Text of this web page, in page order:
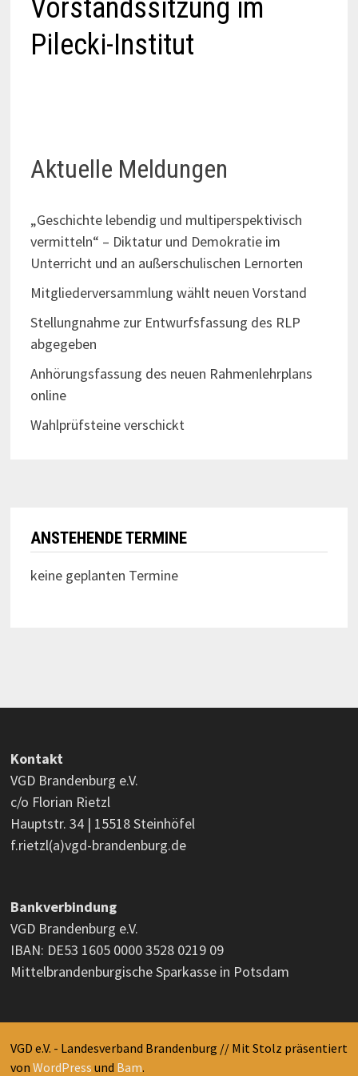
Vorstandssitzung im
Pilecki-Institut
Aktuelle Meldungen
„Geschichte lebendig und multiperspektivisch
vermitteln“ – Diktatur und Demokratie im
Unterricht und an außerschulischen Lernorten
Mitgliederversammlung wählt neuen Vorstand
Stellungnahme zur Entwurfsfassung des RLP
abgegeben
Anhörungsfassung des neuen Rahmenlehrplans
online
Wahlprüfsteine verschickt
ANSTEHENDE TERMINE
keine geplanten Termine
Kontakt
VGD Brandenburg e.V.
c/o Florian Rietzl
Hauptstr. 34 | 15518 Steinhöfel
f.rietzl(a)vgd-brandenburg.de
Bankverbindung
VGD Brandenburg e.V.
IBAN: DE53 1605 0000 3528 0219 09
Mittelbrandenburgische Sparkasse in Potsdam
VGD e.V. - Landesverband Brandenburg // Mit Stolz präsentiert
von WordPress und Bam.